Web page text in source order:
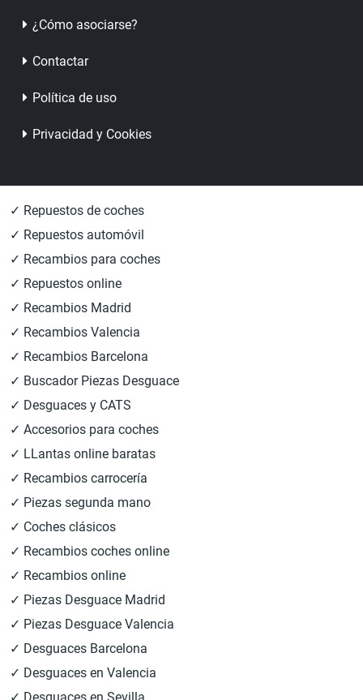
¿Cómo asociarse?
Contactar
Política de uso
Privacidad y Cookies
✓ Repuestos de coches
✓ Repuestos automóvil
✓ Recambios para coches
✓ Repuestos online
✓ Recambios Madrid
✓ Recambios Valencia
✓ Recambios Barcelona
✓ Buscador Piezas Desguace
✓ Desguaces y CATS
✓ Accesorios para coches
✓ LLantas online baratas
✓ Recambios carrocería
✓ Piezas segunda mano
✓ Coches clásicos
✓ Recambios coches online
✓ Recambios online
✓ Piezas Desguace Madrid
✓ Piezas Desguace Valencia
✓ Desguaces Barcelona
✓ Desguaces en Valencia